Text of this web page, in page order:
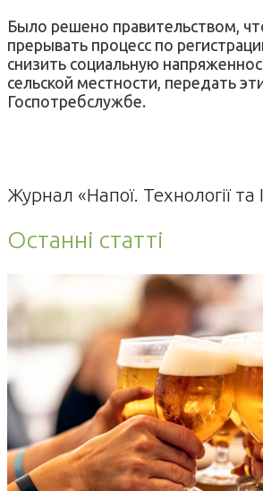
Было решено правительством,
прерывать процесс по
снизить социальную
сельской местности, передать
Госпотребслужбе.
Журнал «Напої. Технології та
Останні статті